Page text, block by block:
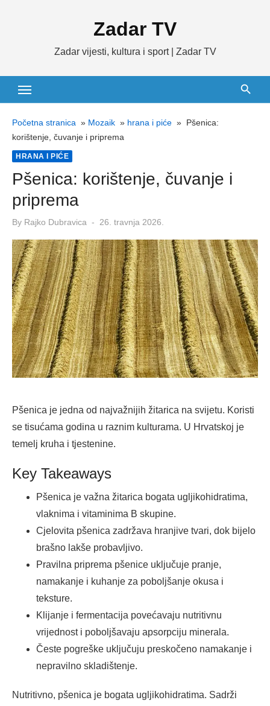
Zadar TV
Zadar vijesti, kultura i sport | Zadar TV
Početna stranica » Mozaik » hrana i piće » Pšenica:
korištenje, čuvanje i priprema
HRANA I PIĆE
Pšenica: korištenje, čuvanje i
priprema
By Rajko Dubravica
Posted
26. travnja 2026.
Pšenica je jedna od najvažnijih žitarica na svijetu. Koristi
se tisućama godina u raznim kulturama. U Hrvatskoj je
temelj kruha i tjestenine.
Key Takeaways
Pšenica je važna žitarica bogata ugljikohidratima,
vlaknima i vitaminima B skupine.
Cjelovita pšenica zadržava hranjive tvari, dok bijelo
brašno lakše probavljivo.
Pravilna priprema pšenice uključuje pranje,
namakanje i kuhanje za poboljšanje okusa i
teksture.
Klijanje i fermentacija povećavaju nutritivnu
vrijednost i poboljšavaju apsorpciju minerala.
Česte pogreške uključuju preskočeno namakanje i
nepravilno skladištenje.
Nutritivno, pšenica je bogata ugljikohidratima. Sadrži